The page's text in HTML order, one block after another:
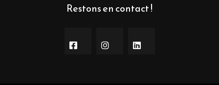
Restons en contact !